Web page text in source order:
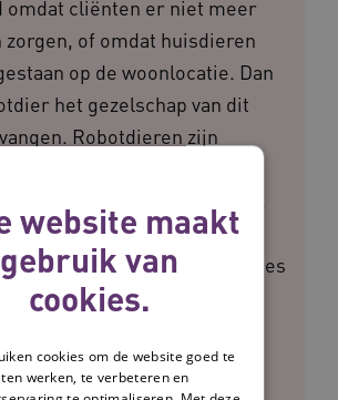
omdat cliënten er niet meer
zorgen, of omdat huisdieren
op de woonlocatie. Dan
het gezelschap van dit
Robotdieren zijn
die reageren op hun
beweging en aanraking.
voor ontspanning en
bij cliënten. Zeker op locaties
niet zijn toegestaan of
die niet voor huisdieren
website maakt
gebruik van
cookies.
cookies om de website goed te
werken, te verbeteren en